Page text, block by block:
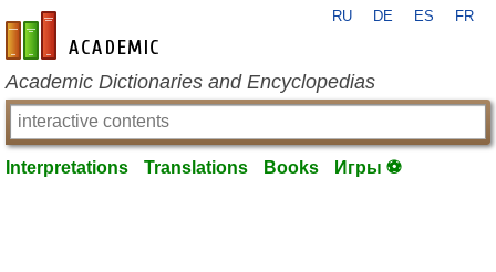
en-academic.com
RU DE ES FR
Academic Dictionaries and Encyclopedias
Interpretations Translations Books Игры ⚽